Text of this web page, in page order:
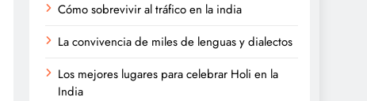
Cómo sobrevivir al tráfico en la india
La convivencia de miles de lenguas y dialectos
Los mejores lugares para celebrar Holi en la
India